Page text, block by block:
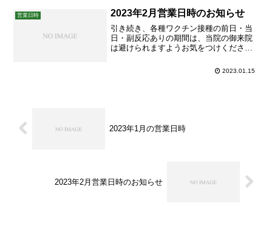
た...
営業日時 2023年2月営業日時のお知らせ
引き続き、各種ワクチン接種の前日・当
日・副反応ありの期間は、当院の御来院
は避けられますようお気をつけください
は鍼灸のどちらの影響かを判別しやすく
2023.01.15
2023年1月の営業日時
2023年2月営業日時のお知らせ